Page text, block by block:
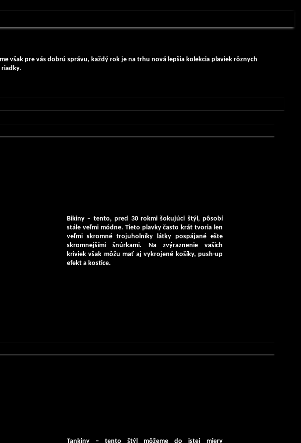
však pre vás dobrú správu, každý rok je na trhu nová lepšia kolekcia plaviek rôznych
Bikiny – tento, pred 30 rokmi šokujúci štýl, pôsobí
stále veľmi módne. Tieto plavky často krát tvoria len
veľmi skromné trojuholníky látky pospájané ešte
skromnejšími šnúrkami. Na zvýraznenie vašich
kriviek však môžu mať aj vykrojené košíky, push-up
efekt a kostice.
Tankiny – tento štýl môžeme do istej miery